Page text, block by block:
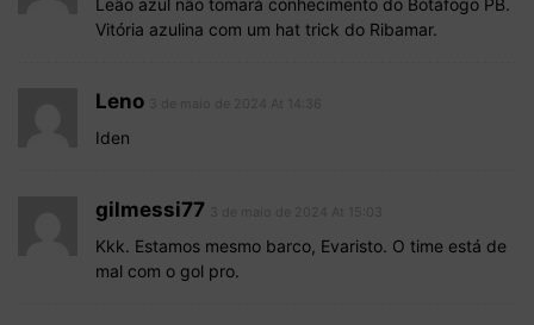
Vitória azulina com um hat trick do Ribamar.
Leno
Iden
gilmessi77
Kkk. Estamos mesmo barco, Evaristo. O time está de
mal com o gol pro.